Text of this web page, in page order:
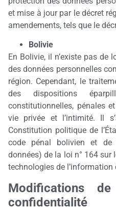
et mise à jour par le décret
amendements, tels que le
Bolivie
En Bolivie, il n’existe pas de
des données personnelles
région. Cependant, le
des dispositions
constitutionnelles, pénales
vie privée et l’intimité. Il
Constitution politique de
code pénal bolivien et de
données) de la loi n° 164
technologies de
Modifications
confidentialité